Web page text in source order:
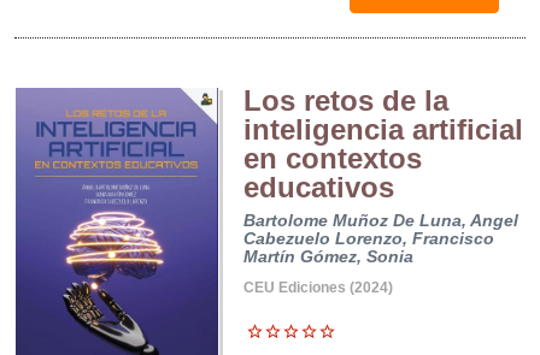
Los retos de la
inteligencia artificial
en contextos
educativos
Bartolome Muñoz De Luna, Angel
Cabezuelo Lorenzo, Francisco
Martín Gómez, Sonia
CEU Ediciones (2024)